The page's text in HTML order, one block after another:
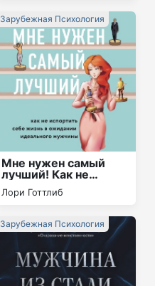
Мне нужен самый
лучший! Как не
испортить себе
жизнь в ожидании
Лори Готтлиб
Зарубежная Психология
Зарубежная Психология